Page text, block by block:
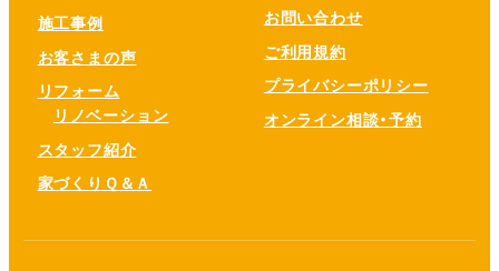
施工事例
お客さまの声
リフォーム
リノベーション
スタッフ紹介
家づくりＱ＆Ａ
お問い合わせ
ご利用規約
プライバシーポリシー
オンライン相談・予約